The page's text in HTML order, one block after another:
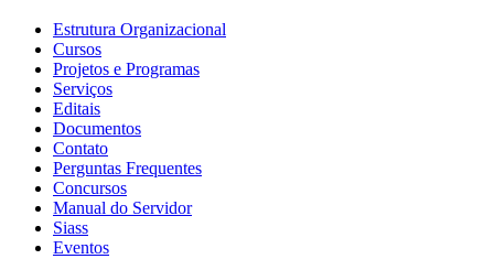
Estrutura Organizacional
Cursos
Projetos e Programas
Serviços
Editais
Documentos
Contato
Perguntas Frequentes
Concursos
Manual do Servidor
Siass
Eventos